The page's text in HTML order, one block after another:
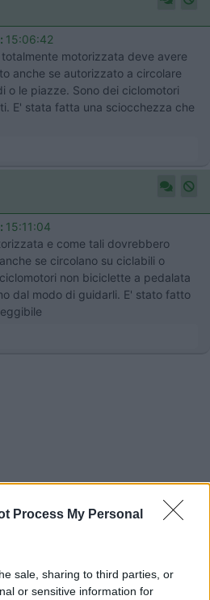
Process My Personal
sale, sharing to third parties, or
or sensitive information for
15:06:42
motorizzata deve avere
anche se autorizzato a circolare
o le piazze. Sono dei ciclomotori
E' stata fatta una sciocchezza che
15:11:04
e come tali dovrebbero
se circolano su ciclabili o
non biciclette a pedalata
dal modo di guidarli. E' stato fatto